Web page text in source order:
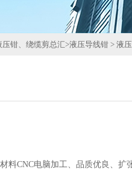
压钳、绕缆剪总汇>液压导线钳 > 液
料CNC电脑加工、品质优良、扩